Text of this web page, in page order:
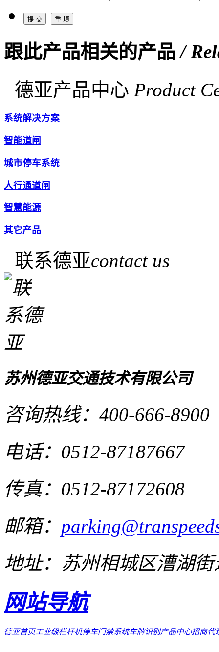
跟此产品相关的产品/
德亚产品中心 Product
系统解决方案
智能道闸
城市停车系统
人行通道闸
智慧能源
其它产品
联系德亚contact us
苏州德亚交通技术有限公司
咨询热线： 400-666-8900
电话： 0512-87187667
传真： 0512-87172608
邮箱：
地址： 苏州相城区漕湖
网站导航
德亚首页工业级栏杆机停车门禁系统车牌识别产品中心招商代